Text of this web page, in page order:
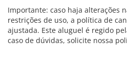
Importante: caso haja alterações
restrições de uso, a política de
ajustada. Este aluguel é regido
caso de dúvidas, solicite nossa